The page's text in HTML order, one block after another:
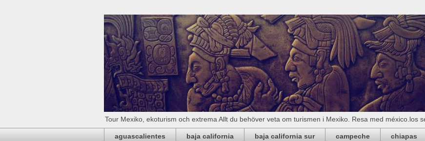
Tour Mexiko, ekoturism och extrema Allt du behöver veta om turismen i Mexiko. Resa med méxico.los
aguascalientes baja california baja california sur campeche chiapas